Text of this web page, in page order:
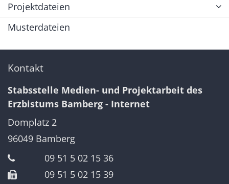
Projektdateien
Musterdateien
Kontakt
Stabsstelle Medien- und Projektarbeit des
Erzbistums Bamberg - Internet
Domplatz 2
96049 Bamberg
09 51 5 02 15 36
09 51 5 02 15 39